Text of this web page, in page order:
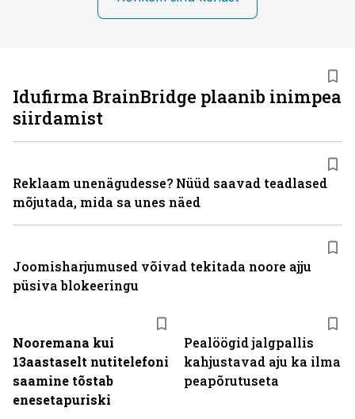
Nooremana kui
13aastaselt nutitelefoni
saamine tõstab
enesetapuriski
Pealöögid jalgpallis
kahjustavad aju ka ilma
peapõrutuseta
Idufirma BrainBridge plaanib inimpea
siirdamist
Reklaam unenägudesse? Nüüd saavad teadlased
mõjutada, mida sa unes näed
Joomisharjumused võivad tekitada noore ajju
püsiva blokeeringu